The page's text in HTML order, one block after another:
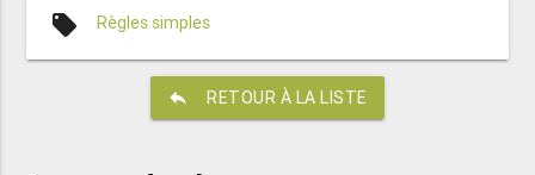
local_offer Règles simples
reply RETOUR À LA LISTE